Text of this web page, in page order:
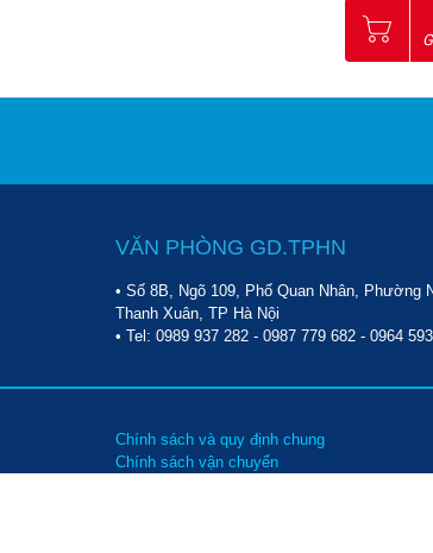
VĂN PHÒNG GD.TPHN
• Số 8B, Ngõ 109, Phố Quan Nhân, Phường
Thanh Xuân, TP Hà Nội
• Tel: 0989 937 282- 0987 779 682- 0964
Chính sách và quy định chung
Chính sách vận chuyển